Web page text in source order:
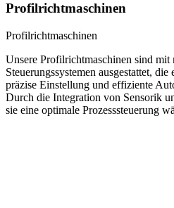
Profilrichtmaschinen
Profilrichtmaschinen
Unsere Profilrichtmaschinen sind mit
Steuerungssystemen ausgestattet,
präzise Einstellung und effiziente
Durch die Integration von Sensorik
sie eine optimale Prozesssteuerung